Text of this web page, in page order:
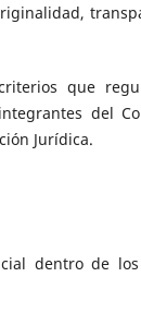
que
del
Jurídica.
dentro de